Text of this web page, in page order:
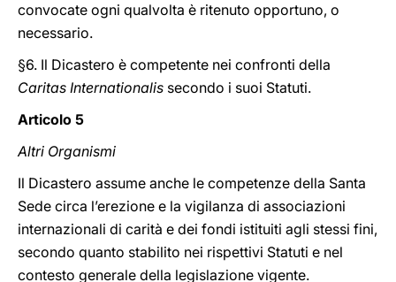
convocate ogni qualvolta è ritenuto opportuno, o
necessario.
§6. Il Dicastero è competente nei confronti della
Caritas Internationalis secondo i suoi Statuti.
Articolo 5
Altri Organismi
Il Dicastero assume anche le competenze della Santa
Sede circa l’erezione e la vigilanza di associazioni
internazionali di carità e dei fondi istituiti agli stessi fini,
secondo quanto stabilito nei rispettivi Statuti e nel
contesto generale della legislazione vigente.